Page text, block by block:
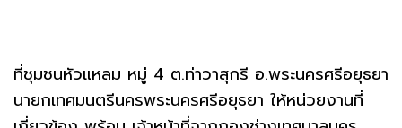
ที่ชุมชนหัวแหลม หมู่ 4 ต.ท่าวาสุกรี อ.พระนครศรีอยุธยา
นายกเทศมนตรีนครพระนครศรีอยุธยา ให้หน่วยงานที่